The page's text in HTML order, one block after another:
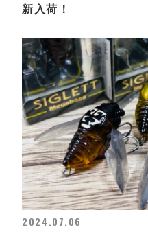
新入荷！
2024.07.06